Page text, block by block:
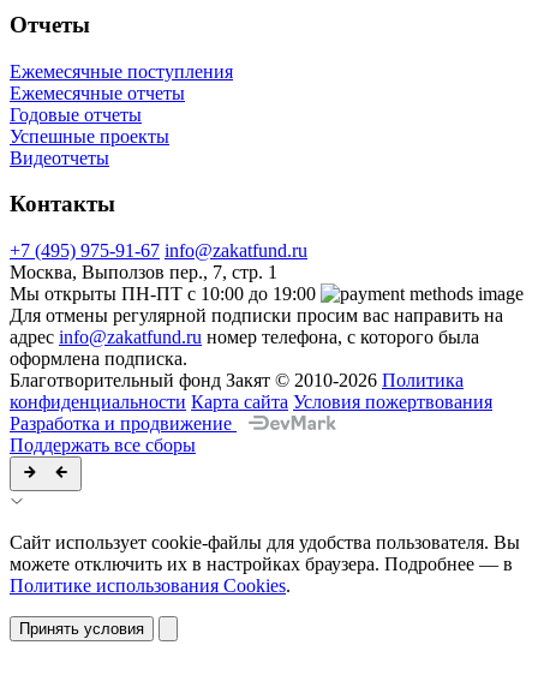
Отчеты
Ежемесячные поступления
Ежемесячные отчеты
Годовые отчеты
Успешные проекты
Видеотчеты
Контакты
+7 (495) 975-91-67 info@zakatfund.ru
Москва, Выползов пер., 7, стр. 1
Мы открыты ПН-ПТ с 10:00 до 19:00
Для отмены регулярной подписки просим вас направить на
адрес info@zakatfund.ru номер телефона, с которого была
оформлена подписка.
Благотворительный фонд Закят © 2010-2026 Политика
конфиденциальности Карта сайта Условия пожертвования
Разработка и продвижение
Поддержать все сборы
Сайт использует cookie-файлы для удобства пользователя. Вы
можете отключить их в настройках браузера. Подробнее — в
Политике использования Cookies.
Принять условия